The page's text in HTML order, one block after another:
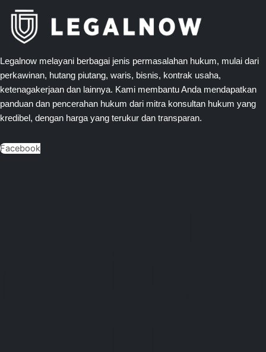
Legalnow melayani berbagai jenis permasalahan hukum, mulai dari
perkawinan, hutang piutang, waris, bisnis, kontrak usaha,
ketenagakerjaan dan lainnya. Kami membantu Anda mendapatkan
panduan dan pencerahan hukum dari mitra konsultan hukum yang
kredibel, dengan harga yang terukur dan transparan.
Facebook